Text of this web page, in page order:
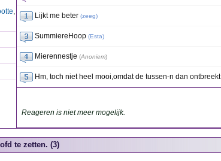
,
Lijkt me beter (zeeg)
SummiereHoop (Esta)
Mierennestje (Anoniem)
Hm, toch niet heel mooi,omdat de tussen-n dan ontbreekt
Reageren is niet meer mogelijk.
te zetten. (3)